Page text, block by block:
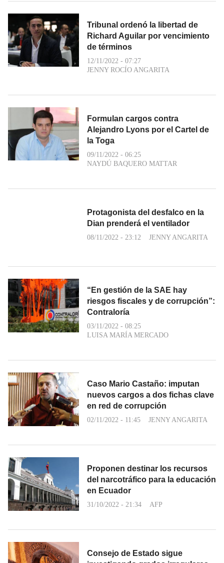
Tribunal ordenó la libertad de
Richard Aguilar por vencimiento
de términos
12/11/2022 - 07:27
JENNY ROCÍO ANGARITA
Formulan cargos contra
Alejandro Lyons por el Cartel de
la Toga
09/11/2022 - 06:25
NAYDÚ BAQUERO MATTAR
Protagonista del desfalco en la
Dian prenderá el ventilador
08/11/2022 - 23:12 JENNY ANGARITA
“En gestión de la SAE hay
riesgos fiscales y de corrupción”:
Contraloría
03/11/2022 - 08:25
LUISA MARÍA MERCADO
Caso Mario Castaño: imputan
nuevos cargos a dos fichas clave
en red de corrupción
02/11/2022 - 11:45 JENNY ANGARITA
Proponen destinar los recursos
del narcotráfico para la educación
en Ecuador
31/10/2022 - 21:34 AFP
Consejo de Estado sigue